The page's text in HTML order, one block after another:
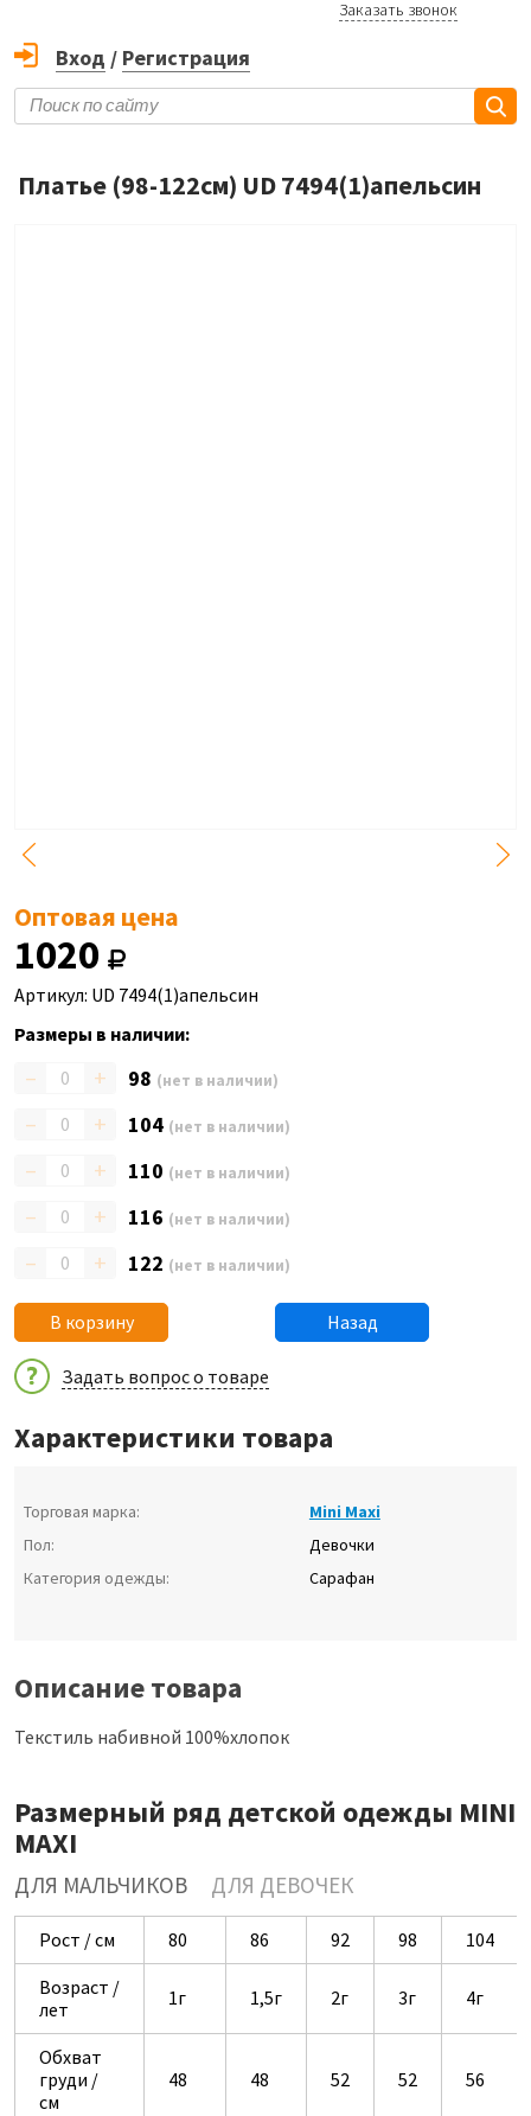
Заказать звонок
Вход / Регистрация
Платье (98-122см) UD 7494(1)апельсин
Оптовая цена
1020
Артикул: UD 7494(1)апельсин
Размеры в наличии:
– + 98 (нет в наличии)
– + 104 (нет в наличии)
– + 110 (нет в наличии)
– + 116 (нет в наличии)
– + 122 (нет в наличии)
В корзину Назад
Задать вопрос о товаре
Характеристики товара
Торговая марка:
Mini Maxi
Пол:
Девочки
Категория одежды:
Сарафан
Описание товара
Текстиль набивной 100%хлопок
Размерный ряд детской одежды MINI
MAXI
ДЛЯ МАЛЬЧИКОВ ДЛЯ ДЕВОЧЕК
Рост / см 80 86 92 98
104
Возраст /
лет
1г 1,5г 2г 3г 4г
Обхват
груди /
см
48 48 52 52 56